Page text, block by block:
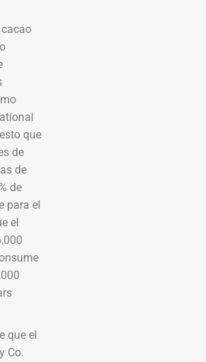
que
de
de
de
para el
el
que el
Co.